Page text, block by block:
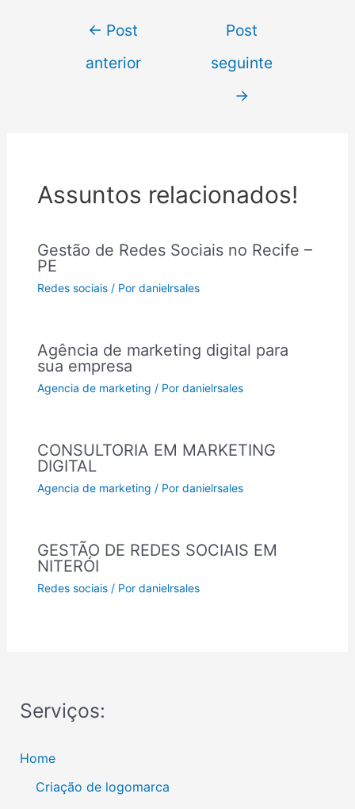
← Post
anterior
Post
seguinte
→
Assuntos relacionados!
Gestão de Redes Sociais no Recife –
PE
Redes sociais / Pordanielrsales
Agência de marketing digital para
sua empresa
Agencia de marketing / Pordanielrsales
CONSULTORIA EM MARKETING
DIGITAL
Agencia de marketing / Pordanielrsales
GESTÃO DE REDES SOCIAIS EM
NITERÓI
Redes sociais / Pordanielrsales
Serviços:
Home
Criação de logomarca